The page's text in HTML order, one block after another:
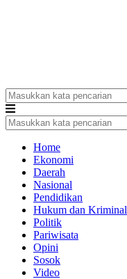
Home
Ekonomi
Daerah
Nasional
Pendidikan
Hukum dan Kriminal
Politik
Pariwisata
Opini
Sosok
Video